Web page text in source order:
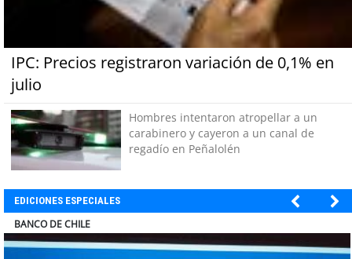
IPC: Precios registraron variación de 0,1% en
julio
Hombres intentaron atropellar a un
carabinero y cayeron a un canal de
regadío en Peñalolén
EDICIONES ESPECIALES
ELECTROLUX